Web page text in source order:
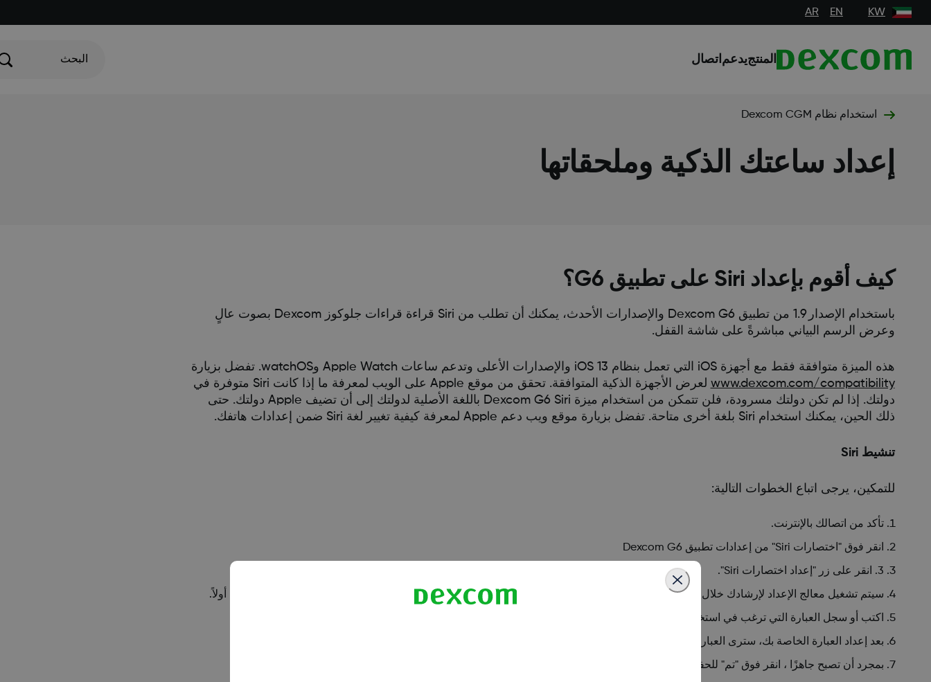
KW
EN
AR
المنتجيدعم اتصال البحث
استخدام نظام Dexcom CGM
إعداد ساعتك الذكية وملحقاتها
كيف أقوم بإعداد Siri على تطبيق G6؟
باستخدام الإصدار 1.9 من تطبيق Dexcom G6 والإصدارات الأحدث، يمكنك أن تطلب من Siri قراءة قراءات جلوكوز Dexcom بصوت عالٍ
وعرض الرسم البياني مباشرةً على شاشة القفل.
هذه الميزة متوافقة فقط مع أجهزة iOS التي تعمل بنظام iOS 13 والإصدارات الأعلى وتدعم ساعات Apple Watch وwatchOS. تفضل بزيارة
www.dexcom.com/compatibility
لعرض الأجهزة الذكية المتوافقة. تحقق من موقع Apple على الويب لمعرفة ما إذا كانت Siri متوفرة في
دولتك. إذا لم تكن دولتك مسرودة، فلن تتمكن من استخدام ميزة Dexcom G6 Siri باللغة الأصلية لدولتك إلى أن تضيف Apple دولتك. حتى
ذلك الحين، يمكنك استخدام Siri بلغة أخرى متاحة. تفضل بزيارة موقع ويب دعم Apple لمعرفة كيفية تغيير لغة Siri ضمن إعدادات هاتفك.
تنشيط Siri
للتمكين، يرجى اتباع الخطوات التالية:
تأكد من اتصالك بالإنترنت.
انقر فوق "اختصارات Siri" من إعدادات تطبيق Dexcom G6
3. انقر على زر "إعداد اختصارات Siri".
سيتم تشغيل معالج الإعداد لإرشادك خلال إعداد هذه الميزة. إذا لم تكن قد قمت بتمكين Siri على جهاز iOS الخاص بك بعد، فسيتم إرشادك للقيام بذلك أولاً.
اكتب أو سجل العبارة التي ترغب في استخدامها عندما تريد تنشيط المهمة. نوصي بعبارة "ما مستوى الجلوكوز لدي؟"
بعد إعداد العبارة الخاصة بك، سترى العبارة. هنا لديك خيار تحرير هذه العبارة، إذا لزم الأمر.
بمجرد أن تصبح جاهزًا ، انقر فوق "تم" للحفظ.